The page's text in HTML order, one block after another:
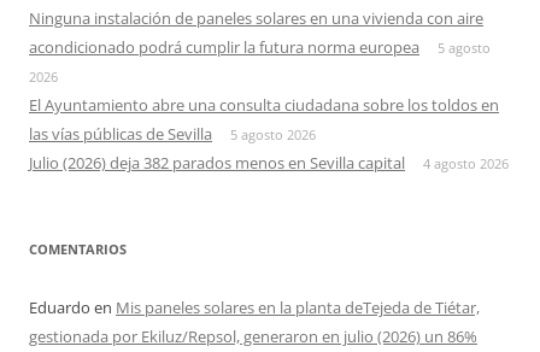
Ninguna instalación de paneles solares en una vivienda con aire
acondicionado podrá cumplir la futura norma europea
5 agosto
2026
El Ayuntamiento abre una consulta ciudadana sobre los toldos en
las vías públicas de Sevilla
5 agosto 2026
Julio (2026) deja 382 parados menos en Sevilla capital 4 agosto 2026
COMENTARIOS
Eduardo en Mis paneles solares en la planta deTejeda de Tiétar,
gestionada por Ekiluz/Repsol, generaron en julio (2026) un 86%